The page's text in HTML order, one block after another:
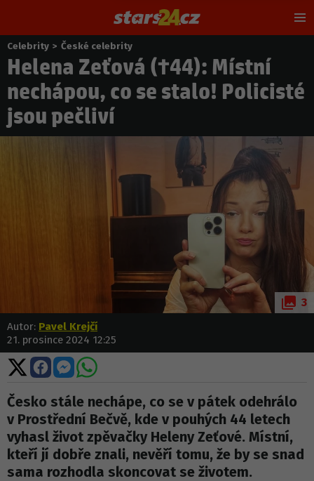
Nacházíte
se
zde:
Celebrity > České celebrity
Helena Zeťová (†44): Místní
nechápou, co se stalo! Policisté
jsou pečliví
3
Autor: Pavel Krejčí
21. prosince 2024 12:25
Sdílet
na
X
Sdílet
na
Facebooku
Sdílet
na
Messengeru
Sdílet
WhatsApp
Česko stále nechápe, co se v pátek odehrálo
v Prostřední Bečvě, kde v pouhých 44 letech
vyhasl život zpěvačky Heleny Zeťové. Místní,
kteří jí dobře znali, nevěří tomu, že by se snad
sama rozhodla skoncovat se životem.